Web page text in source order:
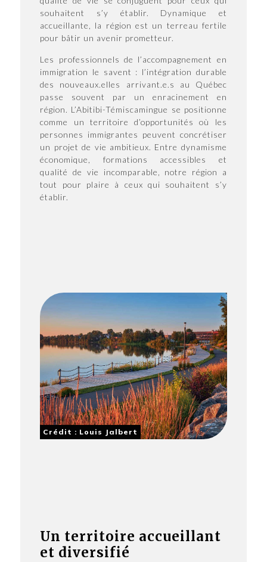
souhaitent s’y établir. Dynamique et
accueillante, la région est un terreau fertile
pour bâtir un avenir prometteur.
Les professionnels de l’accompagnement en
immigration le savent : l’intégration durable
des nouveaux.elles arrivant.e.s au Québec
passe souvent par un enracinement en
région. L’Abitibi-Témiscamingue se positionne
comme un territoire d’opportunités où les
personnes immigrantes peuvent concrétiser
un projet de vie ambitieux. Entre dynamisme
économique, formations accessibles et
qualité de vie incomparable, notre région a
tout pour plaire à ceux qui souhaitent s’y
établir.
Crédit : Louis Jalbert
Un territoire accueillant
et diversifié